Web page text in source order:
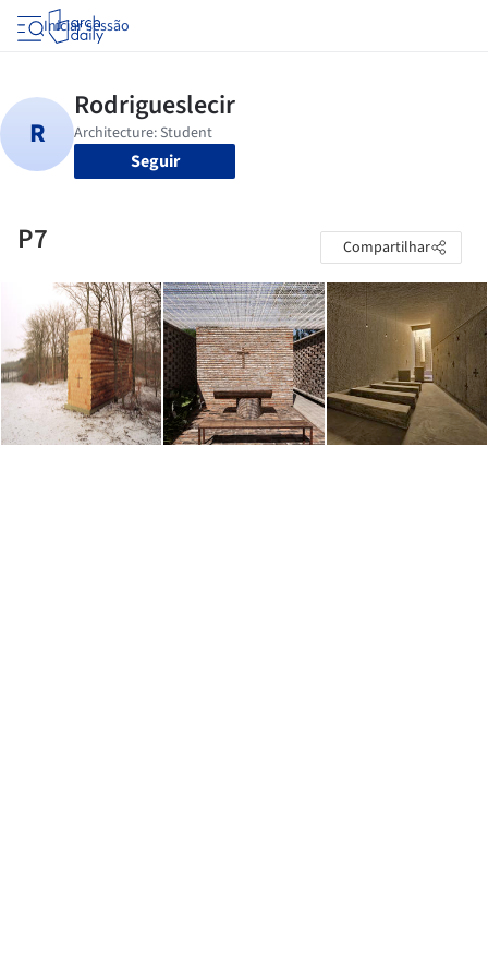
Iniciar sessão
Seguir
P7 Compartilhar